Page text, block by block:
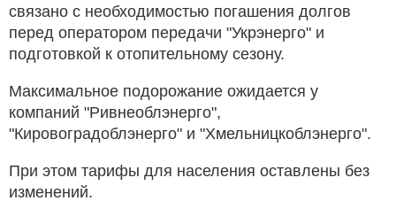
связано с необходимостью погашения долгов
перед оператором передачи "Укрэнерго" и
подготовкой к отопительному сезону.
Максимальное подорожание ожидается у
компаний "Ривнеоблэнерго",
"Кировоградоблэнерго" и "Хмельницкоблэнерго".
При этом тарифы для населения оставлены без
изменений.